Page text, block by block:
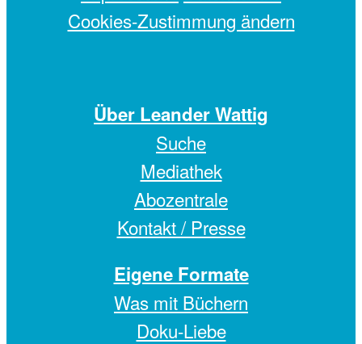
Cookies-Zustimmung ändern
Über Leander Wattig
Suche
Mediathek
Abozentrale
Kontakt / Presse
Eigene Formate
Was mit Büchern
Doku-Liebe